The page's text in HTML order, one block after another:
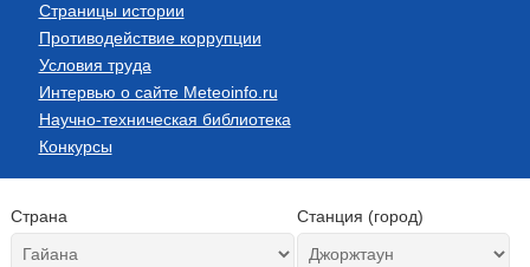
Страницы истории
Противодействие коррупции
Условия труда
Интервью о сайте Meteoinfo.ru
Научно-техническая библиотека
Конкурсы
Страна Станция (город)